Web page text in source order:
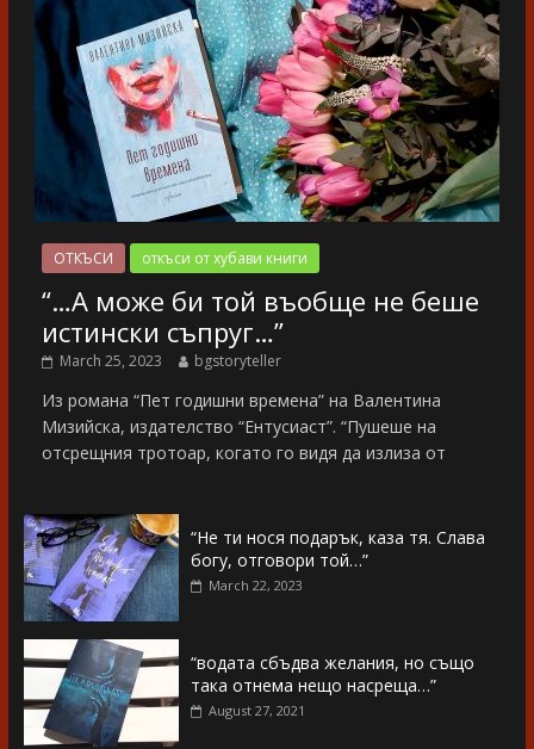
ОТКЪСИ откъси от хубави книги
“…А може би той въобще не беше
истински съпруг…”
March 25, 2023 bgstoryteller
Из романа “Пет годишни времена” на Валентина
Мизийска, издателство “Ентусиаст”. “Пушеше на
отсрещния тротоар, когато го видя да излиза от
“Не ти нося подарък, каза тя. Слава
богу, отговори той…”
March 22, 2023
“водата сбъдва желания, но също
така отнема нещо насреща…”
August 27, 2021